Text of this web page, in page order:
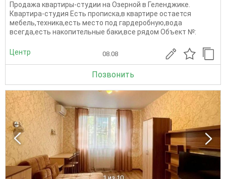
Продажа квартиры-студии на Озерной в Геленджике.
Квартира-студия Есть прописка,в квартире остается
мебель,техника,есть место под гардеробную,вода
всегда,есть накопительные баки,все рядом Oбъект №:
Центр 08.08
Позвонить